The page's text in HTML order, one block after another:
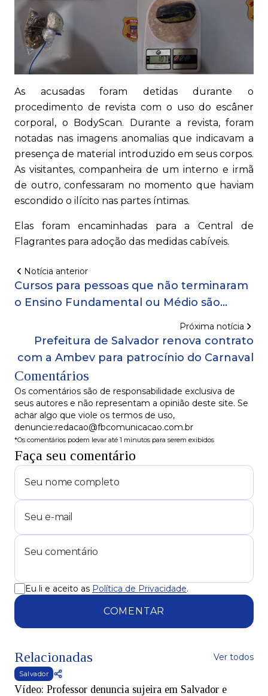
As acusadas foram detidas durante o
procedimento de revista com o uso do escâner
corporal, o BodyScan. Durante a revista, foram
notadas nas imagens anomalias que indicavam a
presença de material introduzido em seus corpos.
As visitantes, companheira de um interno e irmã
de outro, confessaram no momento que haviam
escondido o ilícito nas partes íntimas.
Elas foram encaminhadas para a Central de
Flagrantes para adoção das medidas cabíveis.
Notícia anterior
Cursos para pessoas que não terminaram
o Ensino Fundamental ou Médio são
Próxima notícia
Prefeitura de Salvador renova contrato
com a Ambev para patrocínio do Carnaval
Comentários
Os comentários são de responsabilidade exclusiva de
seus autores e não representam a opinião deste site. Se
achar algo que viole os termos de uso,
denuncie:redacao@fbcomunicacao.com.br
*Os comentários podem levar até 1 minutos para serem exibidos
Faça seu comentário
Eu li e aceito as Política de Privacidade.
COMENTAR
Relacionadas Ver todos
Salvador
Vídeo: Professor denuncia sujeira em Salvador e